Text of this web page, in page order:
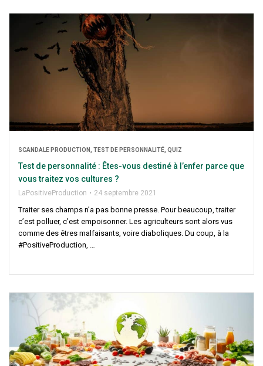
SCAN­DALE PRO­DUC­TION, TEST DE PER­SON­NA­LI­TÉ, QUIZ
Test de per­son­na­li­té : Êtes-vous des­ti­né à l’enfer parce que
vous trai­tez vos cultures ?
LaPo­si­ti­ve­Pro­duc­tion 24 sep­tembre 2021
Trai­ter ses champs n’a pas bonne presse. Pour beau­coup, trai­ter
c’est pol­luer, c’est empoi­son­ner. Les agri­cul­teurs sont alors vus
comme des êtres mal­fai­sants, voire dia­bo­liques. Du coup, à la
#Posi­ti­ve­Pro­duc­tion, …